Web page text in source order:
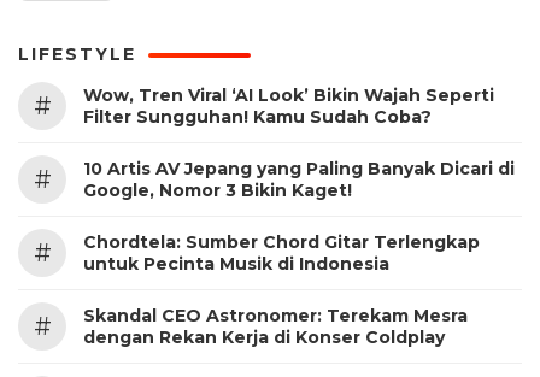
LIFESTYLE
#
Wow, Tren Viral ‘AI Look’ Bikin Wajah Seperti
Filter Sungguhan! Kamu Sudah Coba?
#
10 Artis AV Jepang yang Paling Banyak Dicari di
Google, Nomor 3 Bikin Kaget!
#
Chordtela: Sumber Chord Gitar Terlengkap
untuk Pecinta Musik di Indonesia
#
Skandal CEO Astronomer: Terekam Mesra
dengan Rekan Kerja di Konser Coldplay